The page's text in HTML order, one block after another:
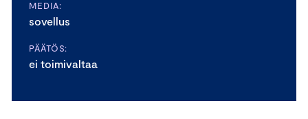
MEDIA:
sovellus
PÄÄTÖS:
ei toimivaltaa